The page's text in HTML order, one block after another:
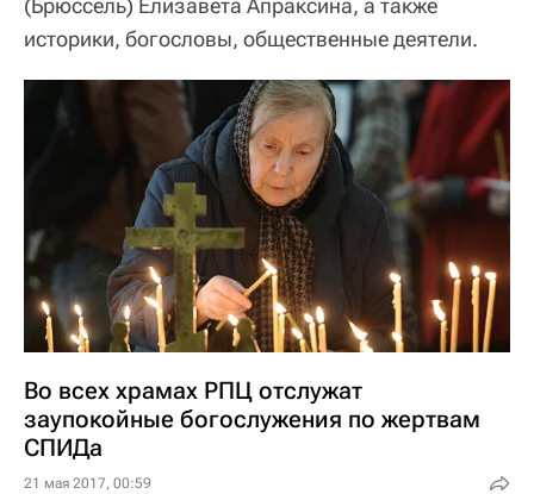
(Брюссель) Елизавета Апраксина, а также
историки, богословы, общественные деятели.
Во всех храмах РПЦ отслужат
заупокойные богослужения по жертвам
СПИДа
21 мая 2017, 00:59